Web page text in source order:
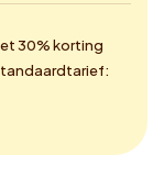
30% korting